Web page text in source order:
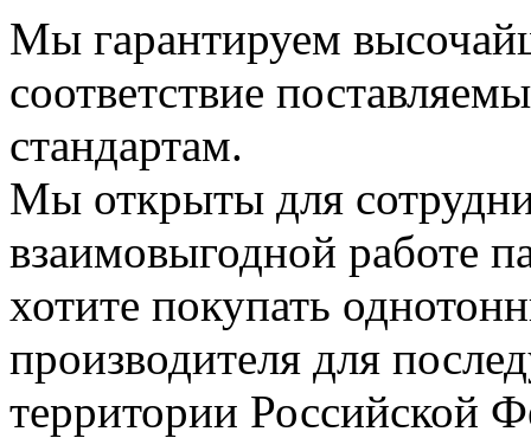
Мы гарантируем
соответствие
стандартам.
Мы открыты для
взаимовыгодной работе
хотите покупать
производителя для
территории Российской